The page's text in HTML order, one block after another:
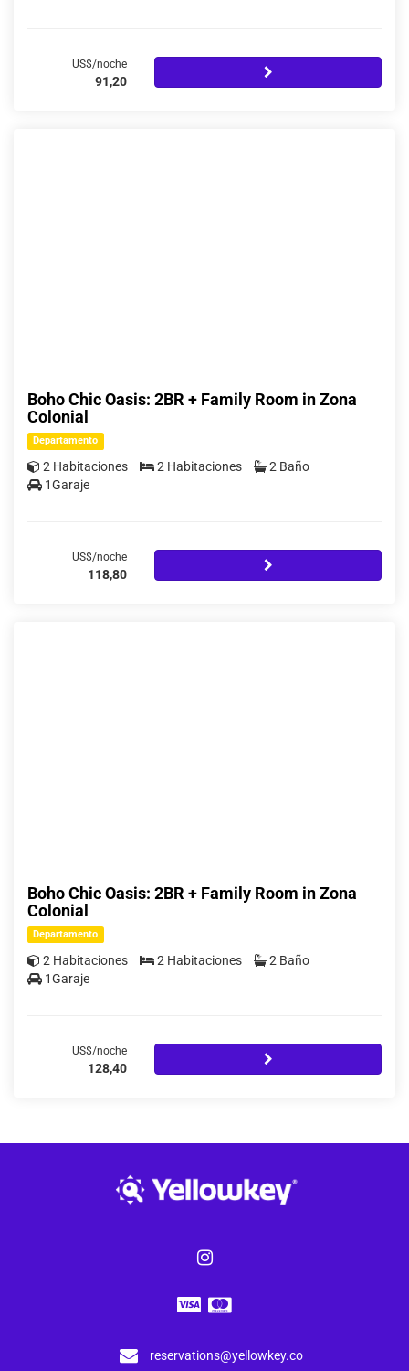
US$/noche
91,20
Boho Chic Oasis: 2BR + Family Room in Zona
Colonial
Departamento
2 Habitaciones 2 Habitaciones
2 Baño
1Garaje
US$/noche
118,80
Boho Chic Oasis: 2BR + Family Room in Zona
Colonial
Departamento
2 Habitaciones 2 Habitaciones
2 Baño
1Garaje
US$/noche
128,40
reservations@yellowkey.co